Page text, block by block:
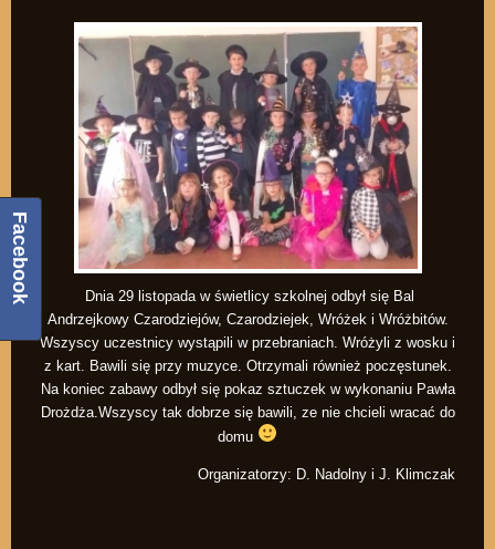
Dnia 29 listopada w świetlicy szkolnej odbył się Bal
Andrzejkowy Czarodziejów, Czarodziejek, Wróżek i Wróżbitów.
Wszyscy uczestnicy wystąpili w przebraniach. Wróżyli z wosku i
z kart. Bawili się przy muzyce. Otrzymali również poczęstunek.
Na koniec zabawy odbył się pokaz sztuczek w wykonaniu Pawła
Drożdża.Wszyscy tak dobrze się bawili, ze nie chcieli wracać do
domu
Organizatorzy: D. Nadolny i J. Klimczak
Facebook